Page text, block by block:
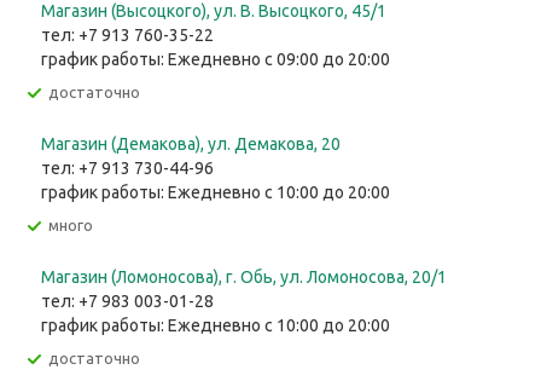
Магазин (Высоцкого), ул. ​В. Высоцкого, 45/1
тел: +7 913 760-35-22
график работы: Ежедневно с 09:00 до 20:00
Достаточно
Магазин (Демакова), ул. Демакова, 20
тел: +7 913 730-44-96
график работы: Ежедневно с 10:00 до 20:00
Много
Магазин (Ломоносова), г. Обь, ул. ​Ломоносова, 20/1
тел: +7 983 003-01-28
график работы: Ежедневно с 10:00 до 20:00
Достаточно